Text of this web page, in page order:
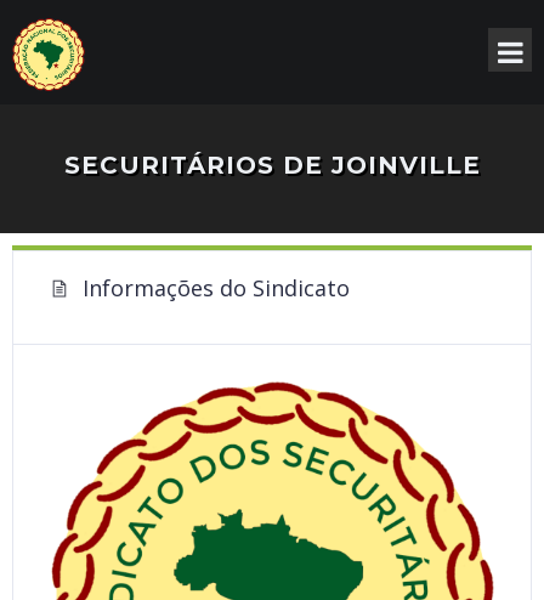
SECURITÁRIOS DE JOINVILLE
Informações do Sindicato